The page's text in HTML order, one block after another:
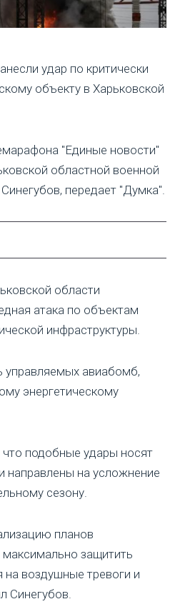
удар по критически
объекту в Харьковской
"Единые новости"
областной военной
передает "Думка".
области
атака по объектам
инфраструктуры.
управляемых авиабомб,
энергетическому
что подобные удары носят
направлены на усложнение
сезону.
планов
защитить
на воздушные тревоги и
Синегубов.